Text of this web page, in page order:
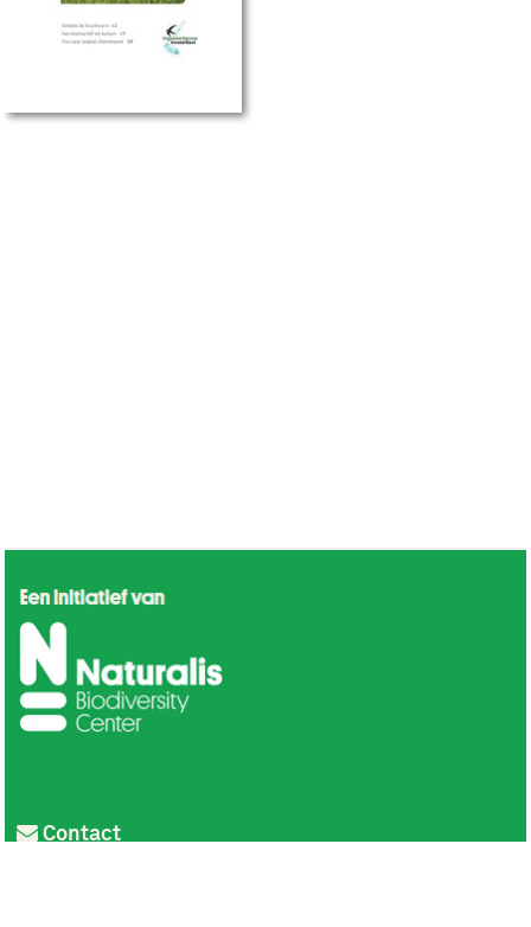
Contact